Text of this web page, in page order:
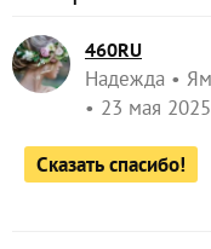
460RU
Надежда
23 мая
Сказать спасибо!